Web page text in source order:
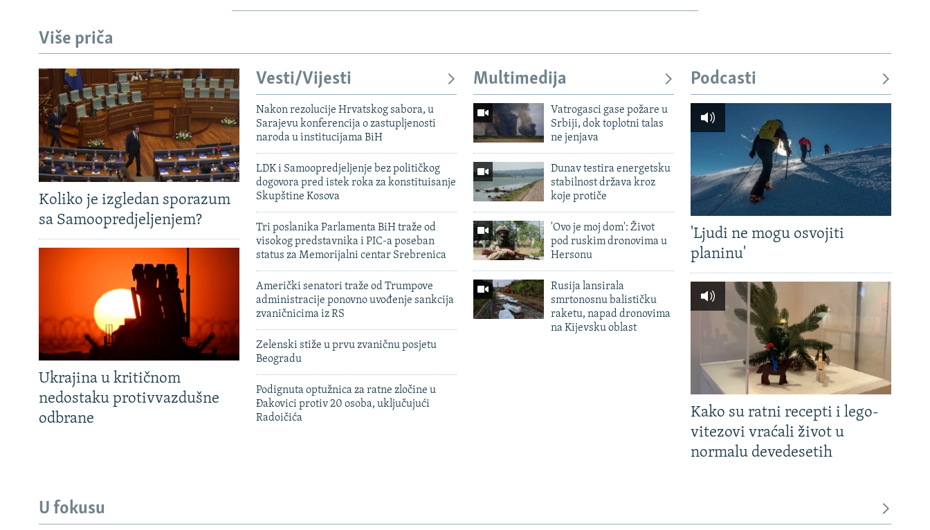
Više priča
Koliko je izgledan sporazum
sa Samoopredjeljenjem?
Ukrajina u kritičnom
nedostaku protivvazdušne
odbrane
Vesti/Vijesti
Nakon rezolucije Hrvatskog sabora, u
Sarajevu konferencija o zastupljenosti
naroda u institucijama BiH
LDK i Samoopredjeljenje bez političkog
dogovora pred istek roka za konstituisanje
Skupštine Kosova
Tri poslanika Parlamenta BiH traže od
visokog predstavnika i PIC-a poseban
status za Memorijalni centar Srebrenica
Američki senatori traže od Trumpove
administracije ponovno uvođenje sankcija
zvaničnicima iz RS
Zelenski stiže u prvu zvaničnu posjetu
Beogradu
Podignuta optužnica za ratne zločine u
Đakovici protiv 20 osoba, uključujući
Radoičića
Multimedija
Vatrogasci gase požare u
Srbiji, dok toplotni talas
ne jenjava
Dunav testira energetsku
stabilnost država kroz
koje protiče
'Ovo je moj dom': Život
pod ruskim dronovima u
Hersonu
Rusija lansirala
smrtonosnu balističku
raketu, napad dronovima
na Kijevsku oblast
Podcasti
'Ljudi ne mogu osvojiti
planinu'
Kako su ratni recepti i lego-
vitezovi vraćali život u
normalu devedesetih
U fokusu